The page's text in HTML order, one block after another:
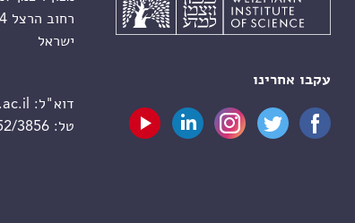
עקבו אחרינו
רחוב הרצל 234, רחובות 7610001
ישראל
דוא"ל:
טל:3856